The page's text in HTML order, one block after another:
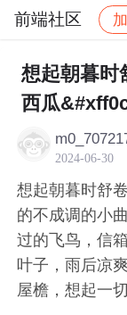
前端社区
社区 前端社
想起朝暮时
西瓜
2024-06-30
想起朝暮时舒
的不成调的小
过的飞鸟，信
叶子，雨后凉
屋檐，想起一